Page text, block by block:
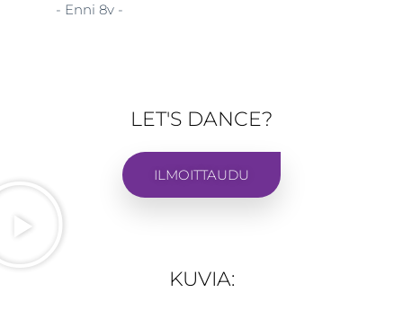
- Enni 8v -
LET'S DANCE?
ILMOITTAUDU
KUVIA: